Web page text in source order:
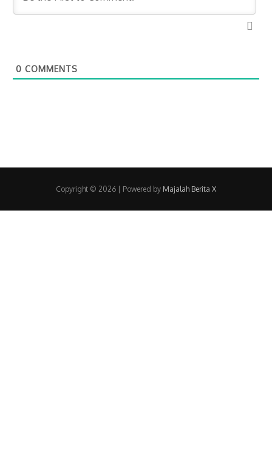
0 COMMENTS
Copyright © 2026 | Powered by Majalah Berita X